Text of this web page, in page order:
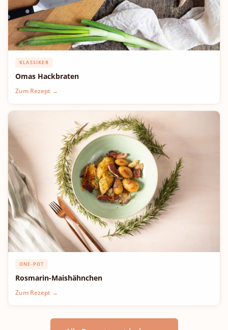
KLASSIKER
Omas Hackbraten
Zum Rezept →
ONE-POT
Rosmarin-Maishähnchen
Zum Rezept →